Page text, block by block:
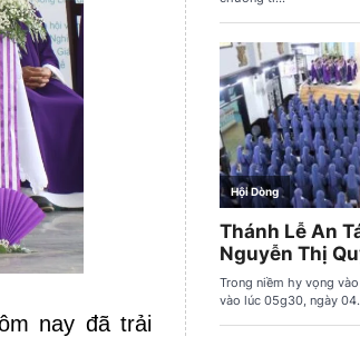
nay đã trải